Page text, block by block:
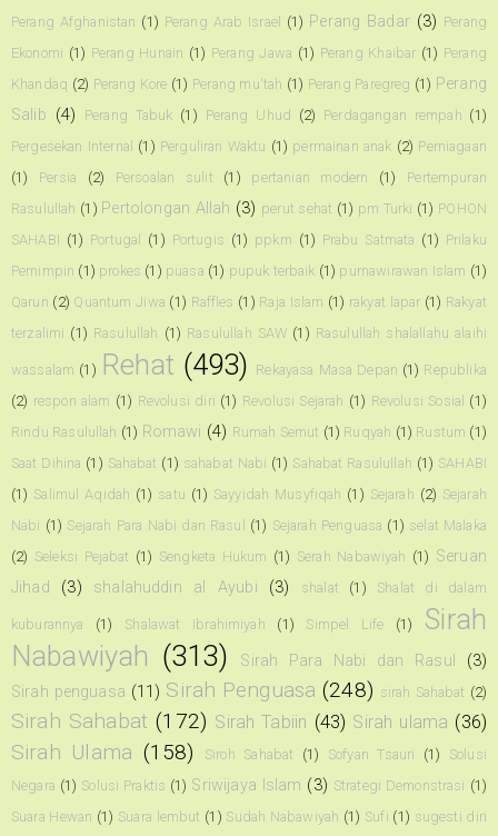
Perang Afghanistan (1) Perang Arab Israel (1) Perang Badar (3) Perang
Ekonomi (1) Perang Hunain (1) Perang Jawa (1) Perang Khaibar (1) Perang
Khandaq (2) Perang Kore (1) Perang mu'tah (1) Perang Paregreg (1) Perang
Salib (4) Perang Tabuk (1) Perang Uhud (2) Perdagangan rempah (1)
Pergesekan Internal (1) Perguliran Waktu (1) permainan anak (2) Perniagaan
(1)
Persia (2) Persoalan sulit (1) pertanian modern (1)
Pertempuran
Rasulullah (1) Pertolongan Allah (3) perut sehat (1) pm Turki (1) POHON
SAHABI (1) Portugal (1) Portugis (1) ppkm (1) Prabu Satmata (1) Prilaku
Pemimpin (1) prokes (1) puasa (1) pupuk terbaik (1) purnawirawan Islam (1)
Qarun (2) Quantum Jiwa (1) Raffles (1) Raja Islam (1) rakyat lapar (1) Rakyat
terzalimi (1) Rasulullah (1) Rasulullah SAW (1) Rasulullah shalallahu alaihi
wassalam (1) Rehat (493) Rekayasa Masa Depan (1) Republika
(2) respon alam (1) Revolusi diri (1) Revolusi Sejarah (1) Revolusi Sosial (1)
Rindu Rasulullah (1) Romawi (4) Rumah Semut (1) Ruqyah (1) Rustum (1)
Saat Dihina (1) Sahabat (1) sahabat Nabi (1) Sahabat Rasulullah (1) SAHABI
(1) Salimul Aqidah (1) satu (1) Sayyidah Musyfiqah (1) Sejarah (2) Sejarah
Nabi (1) Sejarah Para Nabi dan Rasul (1) Sejarah Penguasa (1) selat Malaka
(2) Seleksi Pejabat (1) Sengketa Hukum (1) Serah Nabawiyah (1) Seruan
Jihad
(3) shalahuddin al Ayubi (3) shalat (1) Shalat di dalam
kuburannya (1) Shalawat Ibrahimiyah (1) Simpel Life (1)
Sirah
Nabawiyah (313) Sirah Para Nabi dan Rasul
(3)
Sirah penguasa (11) Sirah Penguasa (248) sirah Sahabat (2)
Sirah Sahabat (172) Sirah Tabiin (43) Sirah ulama (36)
Sirah Ulama (158) Siroh Sahabat (1) Sofyan Tsauri (1)
Solusi
Negara (1) Solusi Praktis (1) Sriwijaya Islam (3) Strategi Demonstrasi (1)
Suara Hewan (1) Suara lembut (1) Sudah Nabawiyah (1) Sufi (1) sugesti diri